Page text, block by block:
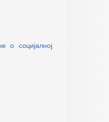
о социјалној